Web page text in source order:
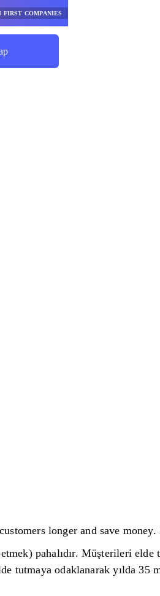
FIRST COMPANIES
longer and save
pahalıdır. Müşterileri
tutmaya odaklanarak yılda 35